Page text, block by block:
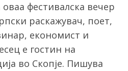
фестивалска вечер
раскажувач, поет,
економист и
е гостин на
во Скопје. Пишува